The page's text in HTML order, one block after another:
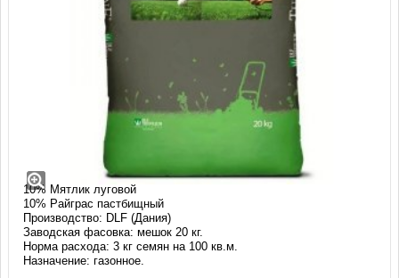
Травосмесь Ватерлесс (20 кг)
Смесь: ВАТЕРЛЕСС (WATERLESS)
80% Овсяница тростниковая
10% Мятлик луговой
10% Райграс пастбищный
Производство: DLF (Дания)
Заводская фасовка: мешок 20 кг.
Норма расхода: 3 кг семян на 100 кв.м.
Назначение: газонное.